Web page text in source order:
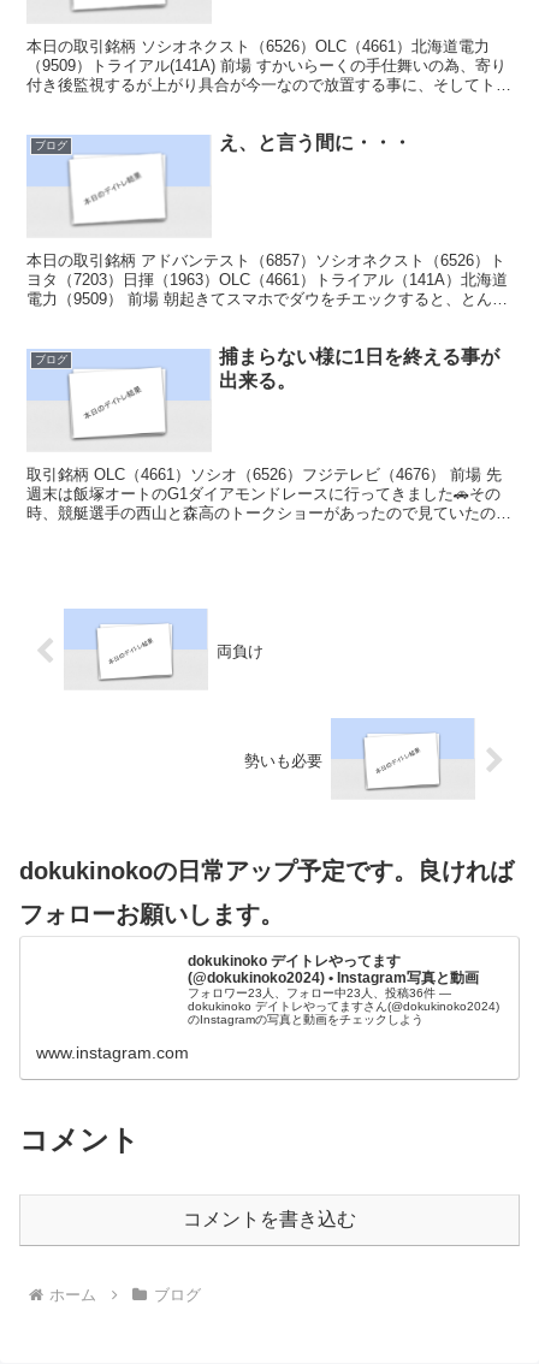
本日の取引銘柄 ソシオネクスト（6526）OLC（4661）北海道電力
（9509）トライアル(141A) 前場 すかいらーくの手仕舞いの為、寄り
付き後監視するが上がり具合が今一なので放置する事に、そしてトラ
ブログ え、と言う間に・・・
本日の取引銘柄 アドバンテスト（6857）ソシオネクスト（6526）ト
ヨタ（7203）日揮（1963）OLC（4661）トライアル（141A）北海道
電力（9509） 前場 朝起きてスマホでダウをチエックすると、とんで
ブログ
捕まらない様に1日を終える事が
出来る。
取引銘柄 OLC（4661）ソシオ（6526）フジテレビ（4676） 前場 先
週末は飯塚オートのG1ダイアモンドレースに行ってきました🚗その
時、競艇選手の西山と森高のトークショーがあったので見ていたので
両負け
勢いも必要
dokukinokoの日常アップ予定です。良ければ
フォローお願いします。
dokukinoko デイトレやってます
(@dokukinoko2024) • Instagram写真と動画
フォロワー23人、フォロー中23人、投稿36件 ―
dokukinoko デイトレやってますさん(@dokukinoko2024)
のInstagramの写真と動画をチェックしよう
www.instagram.com
コメント
コメントを書き込む
ホーム ブログ